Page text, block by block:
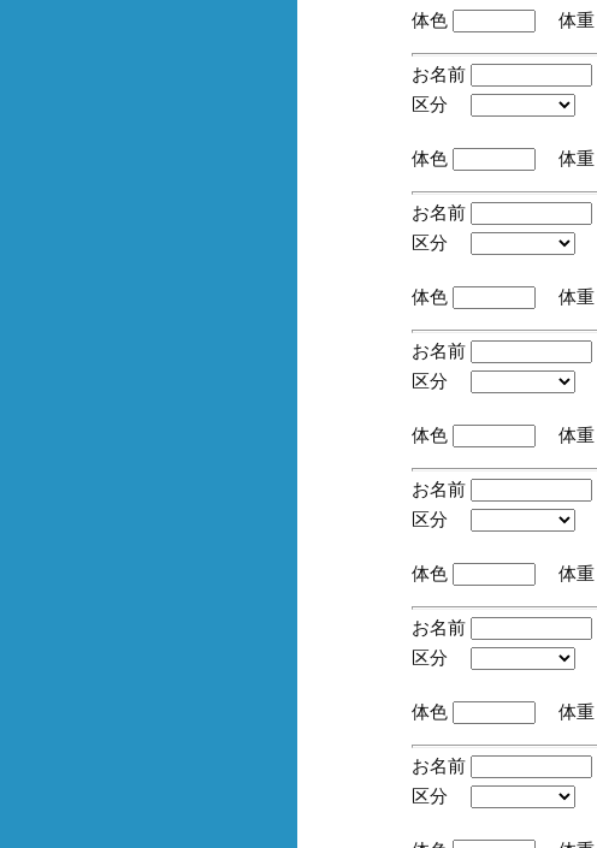
体色
体重
お名前
区分
(手
体色
体重
お名前
区分
(手
体色
体重
お名前
区分
(手
体色
体重
お名前
区分
(手
体色
体重
お名前
区分
(手
体色
体重
お名前
区分
(手